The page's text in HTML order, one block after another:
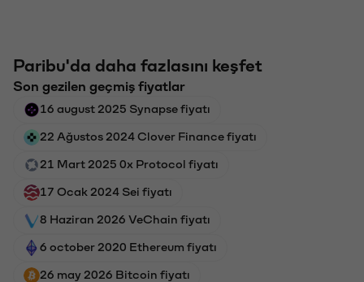
Paribu'da daha fazlasını keşfet
Son gezilen geçmiş fiyatlar
16 august 2025 Synapse fiyatı
22 Ağustos 2024 Clover Finance fiyatı
21 Mart 2025 0x Protocol fiyatı
17 Ocak 2024 Sei fiyatı
8 Haziran 2026 VeChain fiyatı
6 october 2020 Ethereum fiyatı
26 may 2026 Bitcoin fiyatı